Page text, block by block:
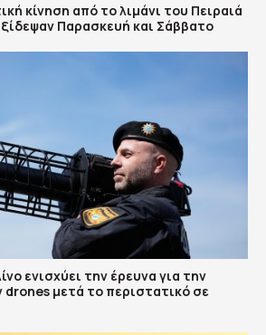
κίνηση από το λιμάνι του Πειραιά
Παρασκευή και Σάββατο
ενισχύει την έρευνα για την
μετά το περιστατικό σε